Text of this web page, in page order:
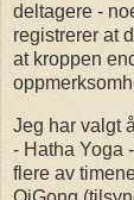
deltagere -
registrerer at
at kroppen
Jeg har valgt
- Hatha Yoga
flere av